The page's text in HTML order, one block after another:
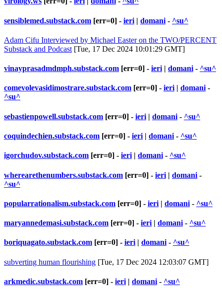
sensiblemed.substack.com [err=0] - ieri | domani - ^su^
Adam Cifu Interviewed by Michael Easter on the TWO/PERCENT
Substack and Podcast [Tue, 17 Dec 2024 10:01:29 GMT]
vinayprasadmdmph.substack.com [err=0] - ieri | domani - ^su^
comevolevasidimostrare.substack.com [err=0] - ieri| domani-
^su^
sebastienpowell.substack.com [err=0] - ieri | domani - ^su^
coquindechien.substack.com [err=0] - ieri | domani - ^su^
igorchudov.substack.com [err=0] - ieri | domani - ^su^
wherearethenumbers.substack.com [err=0] - ieri | domani -
^su^
popularrationalism.substack.com [err=0] - ieri | domani - ^su^
maryannedemasi.substack.com [err=0] - ieri | domani - ^su^
boriquagato.substack.com [err=0] - ieri | domani - ^su^
subverting human flourishing [Tue, 17 Dec 2024 12:03:07 GMT]
arkmedic.substack.com [err=0] - ieri | domani - ^su^